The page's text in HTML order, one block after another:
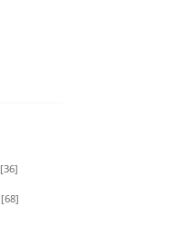
[36]
[68]